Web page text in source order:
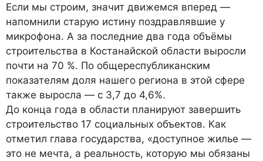
Если мы строим, значит движемся вперед —
напомнили старую истину поздравлявшие у
микрофона. А за последние два года объёмы
строительства в Костанайской области выросли
почти на 70 %. По общереспубликанским
показателям доля нашего региона в этой сфере
также выросла — с 3,7 до 4,6%.
До конца года в области планируют завершить
строительство 17 социальных объектов. Как
отметил глава государства, «доступное жилье —
это не мечта, а реальность, которую мы обязаны